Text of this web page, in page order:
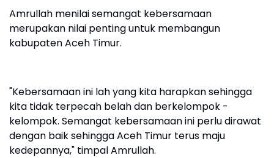
Amrullah menilai semangat kebersamaan
merupakan nilai penting untuk membangun
kabupaten Aceh Timur.
"Kebersamaan ini lah yang kita harapkan sehingga
kita tidak terpecah belah dan berkelompok -
kelompok. Semangat kebersamaan ini perlu dirawat
dengan baik sehingga Aceh Timur terus maju
kedepannya," timpal Amrullah.